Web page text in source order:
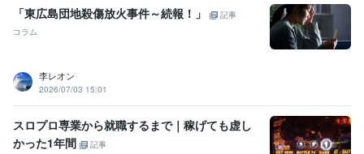
「東広島団地殺傷放火事件～続報！」
記事
コラム
李レオン
2026/07/03 15:01
スロプロ専業から就職するまで｜稼げても虚し
かった1年間
記事